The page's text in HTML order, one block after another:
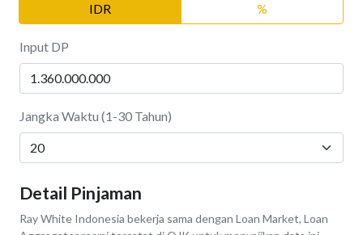
IDR
%
Input DP
Jangka Waktu (1-30 Tahun)
Detail Pinjaman
Ray White Indonesia bekerja sama dengan Loan Market, Loan